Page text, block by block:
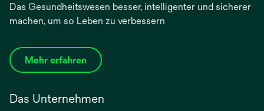
Das Gesundheitswesen besser, intelligenter und sicherer
machen, um so Leben zu verbessern
Mehr erfahren
Das Unternehmen